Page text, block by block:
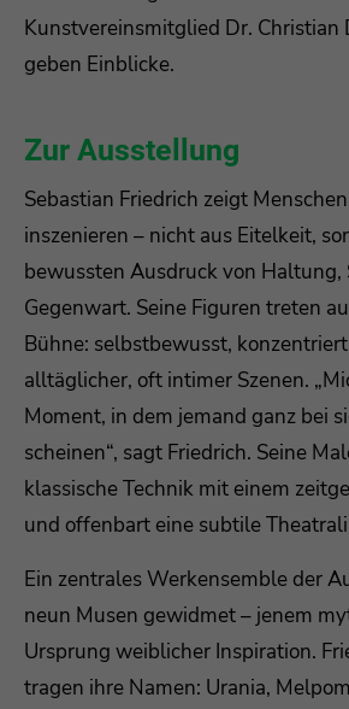
info@yourdomain.com
About us
Lorem ipsum dolor sit amet,
adipiscing elit.
Aenean commodo ligula eget
massa. Cum sociis natoque
dis parturient montes, nascetur
Donec quam felis, ultricies nec.
Kunstvereinsmitglied Dr. Christian
geben Einblicke.
Zur Ausstellung
Sebastian Friedrich zeigt
inszenieren – nicht aus Eitelkeit,
bewussten Ausdruck von Haltung,
Gegenwart. Seine Figuren treten
Bühne: selbstbewusst,
alltäglicher, oft intimer Szenen.
Moment, in dem jemand ganz bei
scheinen“, sagt Friedrich. Seine
klassische Technik mit einem
und offenbart eine subtile
Ein zentrales Werkensemble der
neun Musen gewidmet – jenem
Ursprung weiblicher Inspiration.
tragen ihre Namen: Urania,